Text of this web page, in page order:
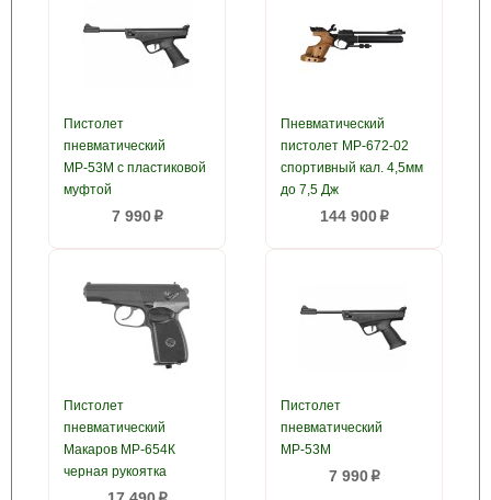
Пистолет
пневматический
МР-53М с пластиковой
муфтой
7 990p
Пневматический
пистолет МР-672-02
спортивный кал. 4,5мм
до 7,5 Дж
144 900p
Пистолет
пневматический
Макаров МР-654К
черная рукоятка
p
Пистолет
пневматический
МР-53М
7 990p